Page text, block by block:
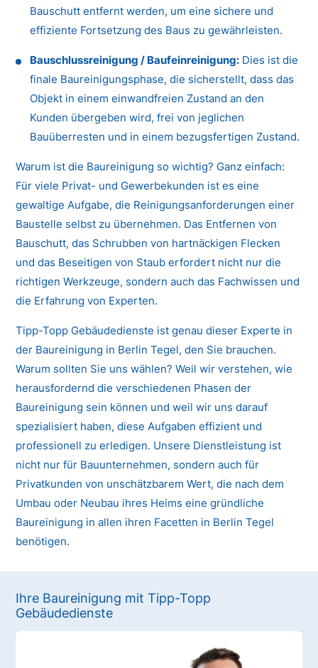
Bauschutt entfernt werden, um eine sichere und
effiziente Fortsetzung des Baus zu gewährleisten.
Bauschlussreinigung / Baufeinreinigung: Dies ist die
finale Baureinigungsphase, die sicherstellt, dass das
Objekt in einem einwandfreien Zustand an den
Kunden übergeben wird, frei von jeglichen
Bauüberresten und in einem bezugsfertigen Zustand.
Warum ist die Baureinigung so wichtig? Ganz einfach:
Für viele Privat- und Gewerbekunden ist es eine
gewaltige Aufgabe, die Reinigungsanforderungen einer
Baustelle selbst zu übernehmen. Das Entfernen von
Bauschutt, das Schrubben von hartnäckigen Flecken
und das Beseitigen von Staub erfordert nicht nur die
richtigen Werkzeuge, sondern auch das Fachwissen und
die Erfahrung von Experten.
Tipp-Topp Gebäudedienste ist genau dieser Experte in
der Baureinigung in Berlin Tegel, den Sie brauchen.
Warum sollten Sie uns wählen? Weil wir verstehen, wie
herausfordernd die verschiedenen Phasen der
Baureinigung sein können und weil wir uns darauf
spezialisiert haben, diese Aufgaben effizient und
professionell zu erledigen. Unsere Dienstleistung ist
nicht nur für Bauunternehmen, sondern auch für
Privatkunden von unschätzbarem Wert, die nach dem
Umbau oder Neubau ihres Heims eine gründliche
Baureinigung in allen ihren Facetten in Berlin Tegel
benötigen.
Ihre Baureinigung mit Tipp-Topp
Gebäudedienste